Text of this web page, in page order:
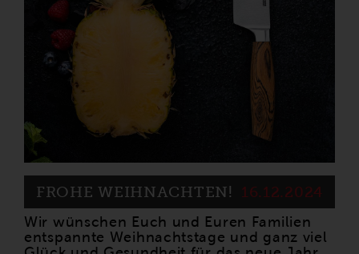
16.12.2024
FROHE WEIHNACHTEN!
Wir wünschen Euch und Euren Familien
entspannte Weihnachtstage und ganz viel